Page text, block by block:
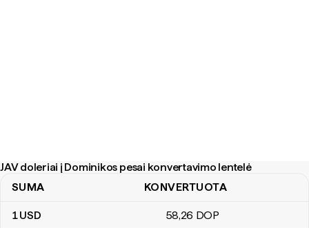
JAV doleriai į Dominikos pesai konvertavimo lentelė
JAV doleriai į Dominikos pesai konvertavimo lentelė
SUMA KONVERTUOTA
1USD 58,26 DOP